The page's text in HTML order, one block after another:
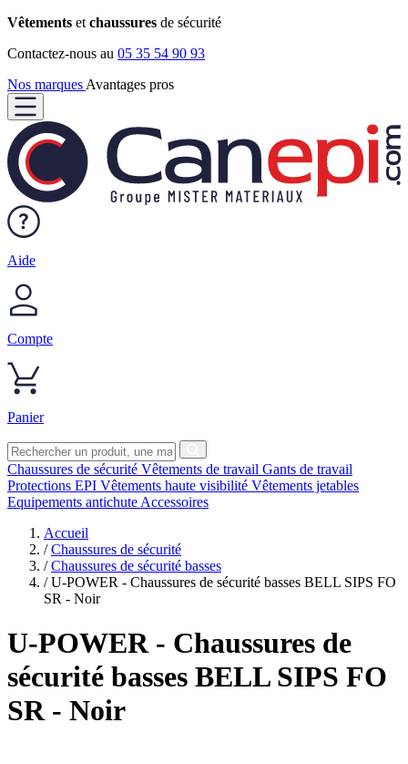
Vêtements et chaussures de sécurité
Contactez-nous au 05 35 54 90 93
Nos marques Avantages pros
Aide
Compte
Panier
Chaussures de sécurité Vêtements de travail Gants de travail
Protections EPI Vêtements haute visibilité Vêtements jetables
Equipements antichute Accessoires
Accueil
/ Chaussures de sécurité
/ Chaussures de sécurité basses
/ U-POWER - Chaussures de sécurité basses BELL SIPS FO
SR - Noir
U-POWER - Chaussures de
sécurité basses BELL SIPS FO
SR - Noir